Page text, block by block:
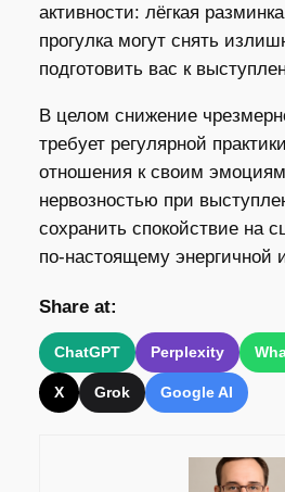
активности: лёгкая
прогулка могут снять
подготовить вас к
В целом снижение
требует регулярной
отношения к своим
нервозностью при
сохранить спокойствие на
по-настоящему
Share at:
ChatGPT Perplexity
X Grok Google AI